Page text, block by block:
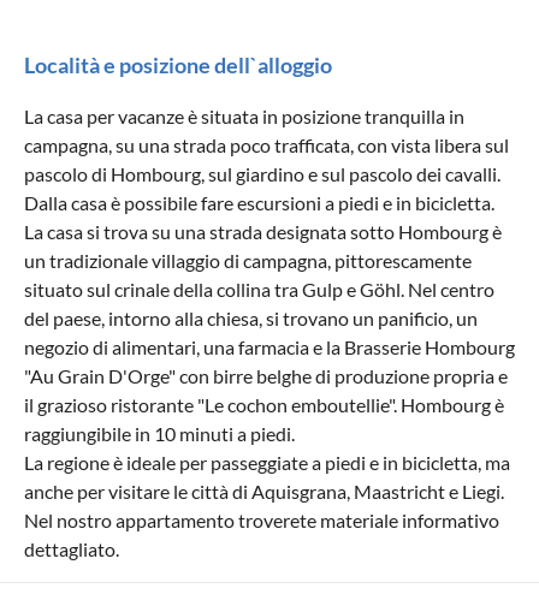
Località e posizione dell`alloggio
La casa per vacanze è situata in posizione tranquilla in
campagna, su una strada poco trafficata, con vista libera sul
pascolo di Hombourg, sul giardino e sul pascolo dei cavalli.
Dalla casa è possibile fare escursioni a piedi e in bicicletta.
La casa si trova su una strada designata sotto Hombourg è
un tradizionale villaggio di campagna, pittorescamente
situato sul crinale della collina tra Gulp e Göhl. Nel centro
del paese, intorno alla chiesa, si trovano un panificio, un
negozio di alimentari, una farmacia e la Brasserie Hombourg
"Au Grain D'Orge" con birre belghe di produzione propria e
il grazioso ristorante "Le cochon emboutellie". Hombourg è
raggiungibile in 10 minuti a piedi.
La regione è ideale per passeggiate a piedi e in bicicletta, ma
anche per visitare le città di Aquisgrana, Maastricht e Liegi.
Nel nostro appartamento troverete materiale informativo
dettagliato.